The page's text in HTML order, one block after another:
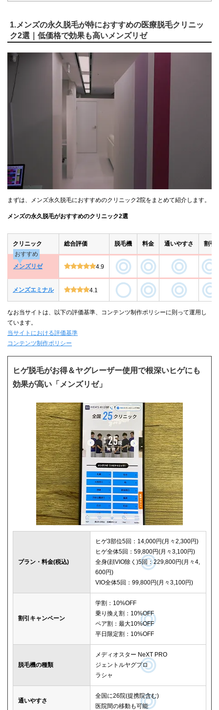
1.メンズの永久脱毛が特におすすめの医療脱毛クリニッ
ク2選｜低価格で効果も高いメンズリゼ
まずは、メンズ永久脱毛におすすめのクリニック2院をまとめて紹介します。
メンズの永久脱毛がおすすめのクリニック2選
クリニック 総合評価 脱毛機 料金 通いやすさ
割引
おすすめ
メンズリゼ
4.9
メンズエミナル 4.1
なお当サイトは、以下の評価基準、コンテンツ制作ポリシーに則って運用し
ています。
当サイトにおける評価基準
コンテンツ制作ポリシー
ヒゲ脱毛がお得＆ヤグレーザー使用で根深いヒゲにも
効果が高い「メンズリゼ」
プラン・料金(税込)
ヒゲ3部位5回：14,000円(月々2,300円)
ヒゲ全体5回：59,800円(月々3,100円)
全身(顔VIO除く)5回：229,800円(月々4,
600円)
VIO全体5回：99,800円(月々3,100円)
割引キャンペーン
学割：10%OFF
乗り換え割：10%OFF
ペア割：最大10%OFF
平日限定割：10%OFF
脱毛機の種類
メディオスター NeXT PRO
ジェントルヤグプロ
ラシャ
通いやすさ
全国に26院(提携院含む)
医院間の移動も可能